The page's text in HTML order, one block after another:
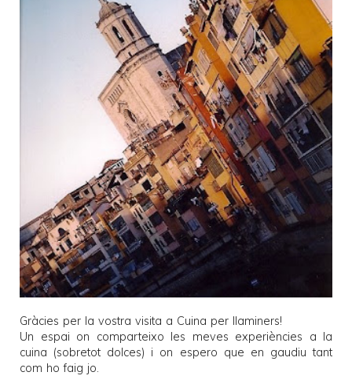
Gràcies per la vostra visita a Cuina per llaminers!
Un espai on comparteixo les meves experiències a la
cuina (sobretot dolces) i on espero que en gaudiu tant
com ho faig jo.